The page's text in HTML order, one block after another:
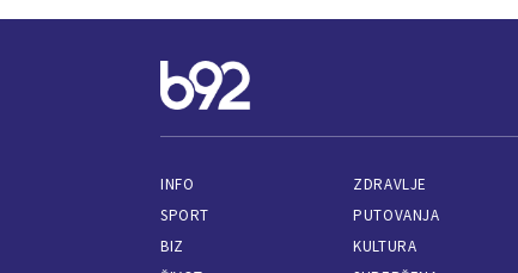
INFO
SPORT
BIZ
ZDRAVLJE
PUTOVANJA
KULTURA